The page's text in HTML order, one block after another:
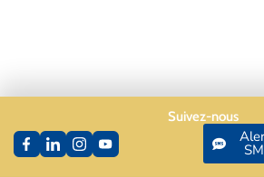
Suivez-nous